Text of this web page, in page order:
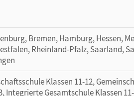
Bremen, Hamburg, Hessen,
Rheinland-Pfalz, Saarland,
Klassen 11-12,
Integrierte Gesamtschule Klassen